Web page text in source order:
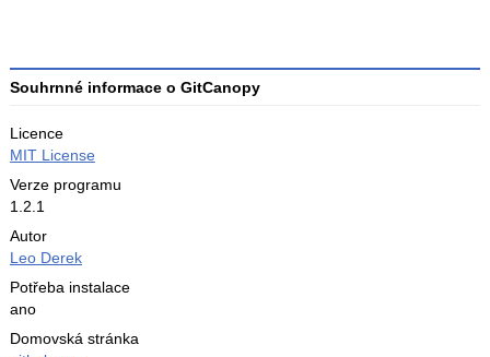
Souhrnné informace o GitCanopy
Licence
MIT License
Verze programu
1.2.1
Autor
Leo Derek
Potřeba instalace
ano
Domovská stránka